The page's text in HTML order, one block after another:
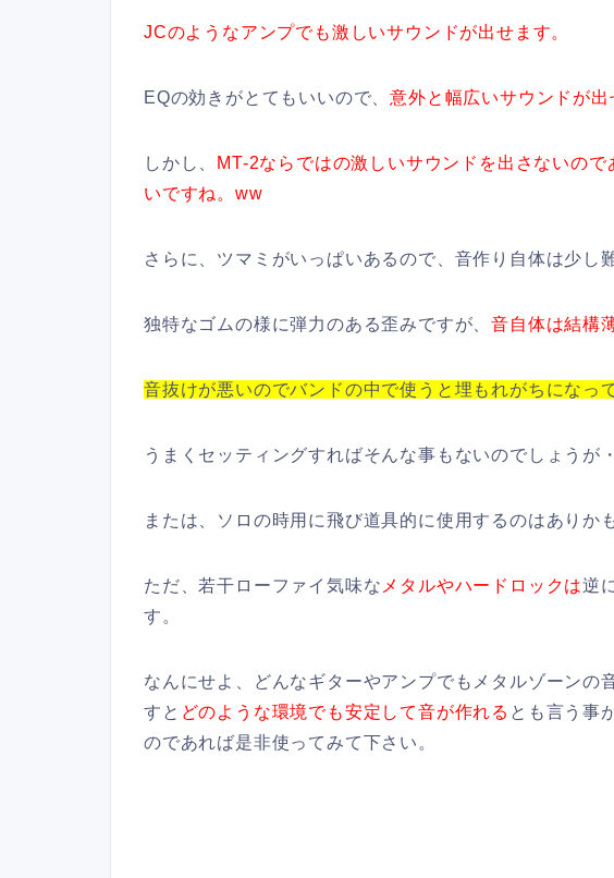
JCのようなアンプでも激しいサウンドが出せます。
EQの効きがとてもいいので、意外と幅広いサウンドが出
しかし、
MT-2ならではの激しいサウンドを出さないの
いですね。ww
さらに、ツマミがいっぱいあるので、音作り自体は少し
独特なゴムの様に弾力のある歪みですが、音自体は結構
音抜けが悪いのでバンドの中で使うと埋もれがちになっ
うまくセッティングすればそんな事もないのでしょうが
または、ソロの時用に飛び道具的に使用するのはありか
ただ、若干ローファイ気味な メタルやハードロックは逆
す。
なんにせよ、どんなギターやアンプでもメタルゾーンの
すと どのような環境でも安定して音が作れる とも言う事
のであれば是非使ってみて下さい。